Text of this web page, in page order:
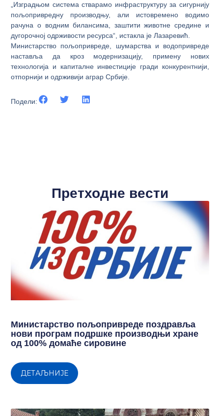
„Изградњом система стварамо инфраструктуру за сигурнију
пољопривредну производњу, али истовремено водимо
рачуна о водним билансима, заштити животне средине и
дугорочној одрживости ресурса“, истакла је Лазаревић.
Министарство пољопривреде, шумарства и водопривреде
наставља да кроз модернизацију, примену нових
технологија и капиталне инвестиције гради конкурентнији,
отпорнији и одрживији аграр Србије.
Подели:
Претходне вести
Министарство пољопривреде поздравља
нови програм подршке производњи хране
од 100% домаће сировине
ДЕТАЉНИЈЕ